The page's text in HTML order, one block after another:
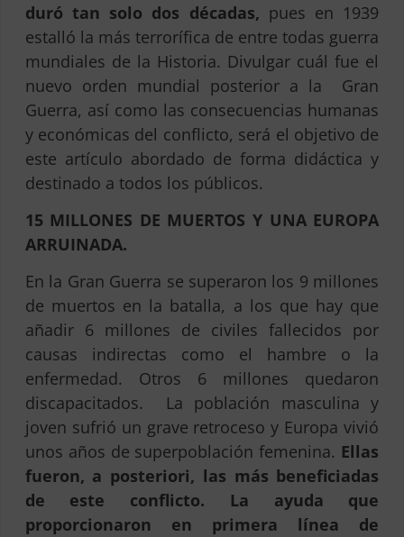
duró tan solo dos décadas, pues en 1939
estalló la más terrorífica de entre todas guerra
mundiales de la Historia. Divulgar cuál fue el
nuevo orden mundial posterior a la Gran
Guerra, así como las consecuencias humanas
y económicas del conflicto, será el objetivo de
este artículo abordado de forma didáctica y
destinado a todos los públicos.
15 MILLONES DE MUERTOS Y UNA EUROPA
ARRUINADA.
En la Gran Guerra se superaron los 9 millones
de muertos en la batalla, a los que hay que
añadir 6 millones de civiles fallecidos por
causas indirectas como el hambre o la
enfermedad. Otros 6 millones quedaron
discapacitados. La población masculina y
joven sufrió un grave retroceso y Europa vivió
unos años de superpoblación femenina. Ellas
fueron, a posteriori, las más beneficiadas
de este conflicto. La ayuda que
proporcionaron en primera línea de